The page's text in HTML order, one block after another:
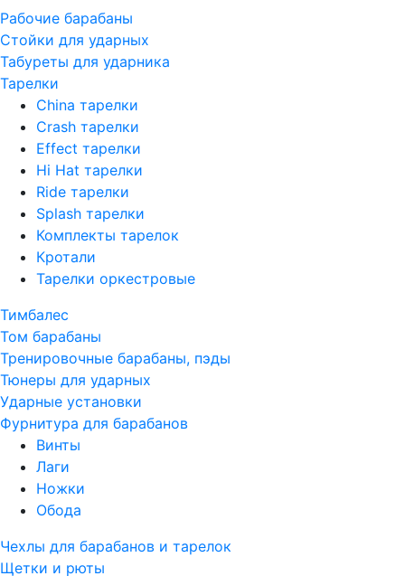
Рабочие барабаны
Стойки для ударных
Табуреты для ударника
Тарелки
China тарелки
Crash тарелки
Effect тарелки
Hi Hat тарелки
Ride тарелки
Splash тарелки
Комплекты тарелок
Кротали
Тарелки оркестровые
Тимбалес
Том барабаны
Тренировочные барабаны, пэды
Тюнеры для ударных
Ударные установки
Фурнитура для барабанов
Винты
Лаги
Ножки
Обода
Чехлы для барабанов и тарелок
Щетки и рюты